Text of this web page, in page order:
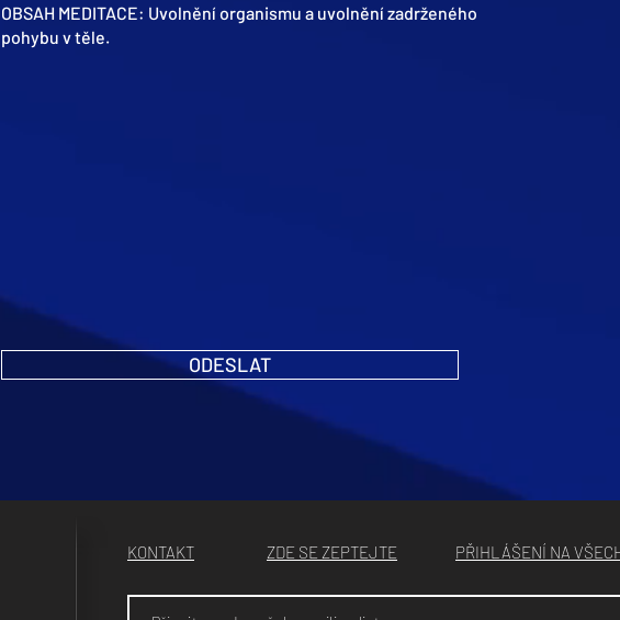
OBSAH MEDITACE: Uvolnění organismu a uvolnění zadrženého
pohybu v těle.
ODESLAT
KONTAKT ZDE SE ZEPTEJTE PŘIHLÁŠENÍ NA